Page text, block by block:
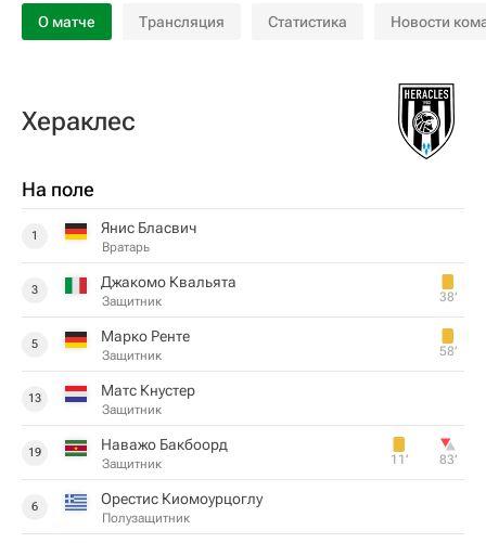
О матче Трансляция Статистика Новости
Хераклес
На поле
1 Янис Бласвич
Вратарь
3 Джакомо Квальята
Защитник 38‎’‎
5 Марко Ренте
Защитник 58‎’‎
13 Матс Кнустер
Защитник
19 Наважо Бакбоорд
Защитник 11‎’‎ 83‎’‎
6 Орестис Киомоурцоглу
Полузащитник